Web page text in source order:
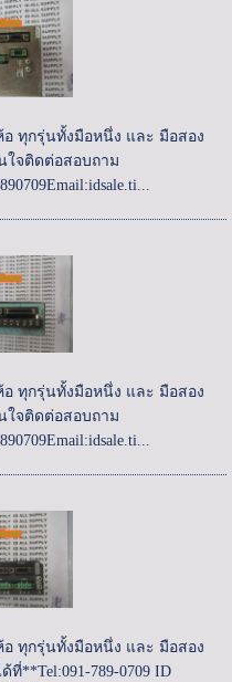
อ ทุกรุ่นทั้งมือหนึ่ง และ มือสอง
จติดต่อสอบถาม
อ ทุกรุ่นทั้งมือหนึ่ง และ มือสอง
จติดต่อสอบถาม
อ ทุกรุ่นทั้งมือหนึ่ง และ มือสอง
**Tel:091-789-0709 ID